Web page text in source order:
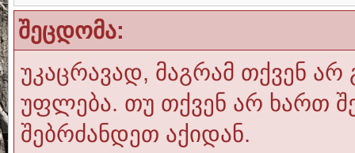
შეცდომა:
უკაცრავად, მაგრამ თქვენ არ
უფლება. თუ თქვენ არ ხართ
შებრძანდეთ აქიდან.